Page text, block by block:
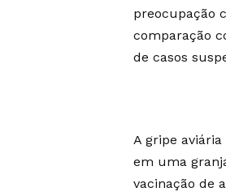
preocupação
comparação
de casos
A gripe
em uma
vacinação de